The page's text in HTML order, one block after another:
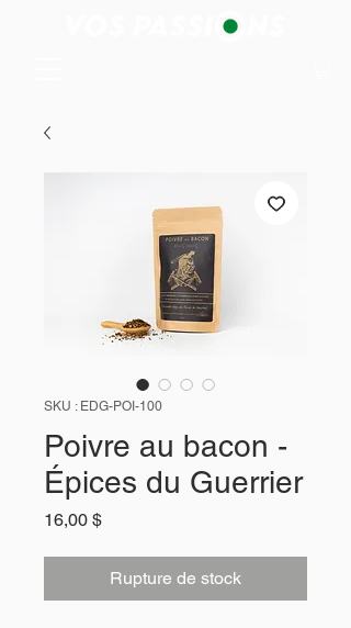
SKU : EDG-POI-100
Poivre au bacon -
Épices du Guerrier
16,00 $Prix
Rupture de stock